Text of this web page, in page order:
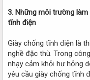
3. Những môi trường
tĩnh điện
Giày chống tĩnh điện là
nghề đặc thù. Trong
nhạy cảm khỏi hư hỏng
yêu cầu giày chống tĩnh